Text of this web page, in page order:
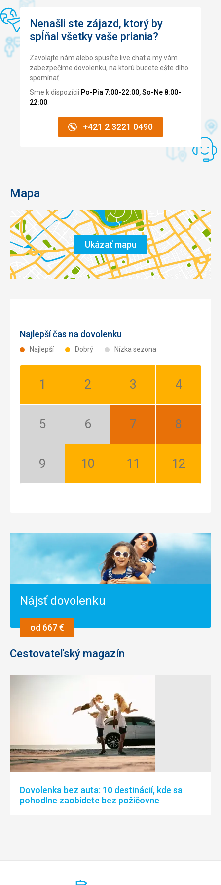
Nenašli ste zájazd, ktorý by
spĺňal všetky vaše priania?
Zavolajte nám alebo spusťte live chat a my vám
zabezpečíme dovolenku, na ktorú budete ešte dlho
spomínať.
Sme k dispozícii Po-Pia 7:00-22:00, So-Ne 8:00-
22:00
+421 2 3221 0490
Mapa
Ukázať mapu
Najlepší čas na dovolenku
Najlepší Dobrý Nízka sezóna
Január:
Február:
Marec:
Apríl:
Máj:
Jún:
Júl:
August:
September:
Október:
November:
December:
Nájsť dovolenku
od 667 €
Cestovateľský magazín
Dovolenka bez auta: 10 destinácií, kde sa
pohodlne zaobídete bez požičovne